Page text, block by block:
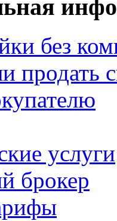
без
продать
услуги
брокер